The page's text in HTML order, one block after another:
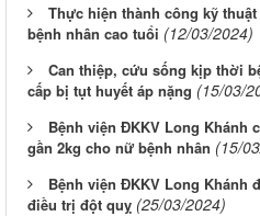
Thực hiện thành công kỹ
bệnh nhân cao tuổi (12/03/2024)
Can thiệp, cứu sống kịp thời
cấp bị tụt huyết áp nặng (15/03/
Bệnh viện ĐKKV Long Khánh
gần 2kg cho nữ bệnh nhân (15/
Bệnh viện ĐKKV Long Khánh
điều trị đột quỵ (25/03/2024)